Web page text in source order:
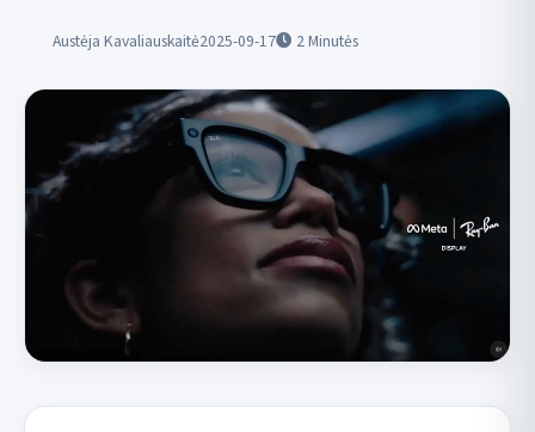
Austėja Kavaliauskaitė2025-09-17 2Minutės